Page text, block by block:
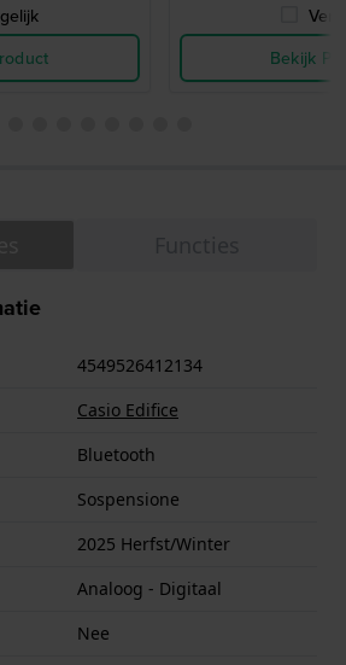
Bekijk
4549526412134
Casio Edifice
Bluetooth
Sospensione
2025 Herfst/Winter
Analoog - Digitaal
Nee